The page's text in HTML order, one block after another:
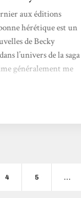
aux éditions
hérétique est un
de Becky
l’univers de la saga
généralement me
ai pensé… Pour
écrits font
4 5 …